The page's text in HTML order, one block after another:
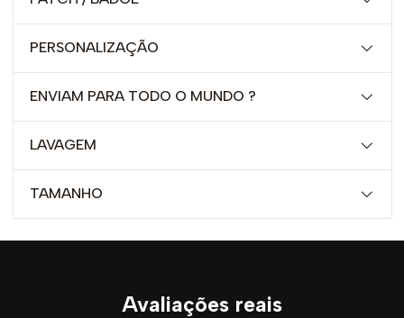
PERSONALIZAÇÃO
ENVIAM PARA TODO O MUNDO ?
LAVAGEM
TAMANHO
Avaliações reais